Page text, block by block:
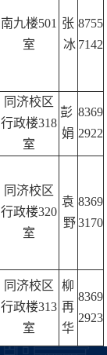
南九楼501
室
张
冰
8755
7142
同济校区
行政楼318
室
彭
娟
8369
2922
同济校区
行政楼320
室
袁
野
8369
3170
同济校区
行政楼313
室
柳
再
华
8369
2923